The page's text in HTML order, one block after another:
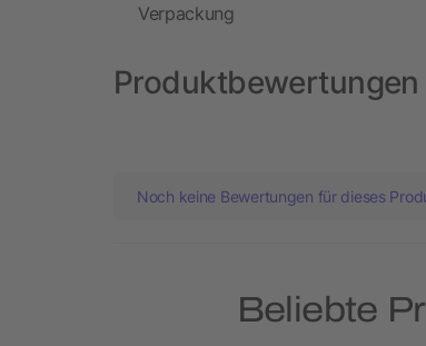
Verpackung
Produktbewertungen
Noch keine Bewertungen für dieses
Beliebte